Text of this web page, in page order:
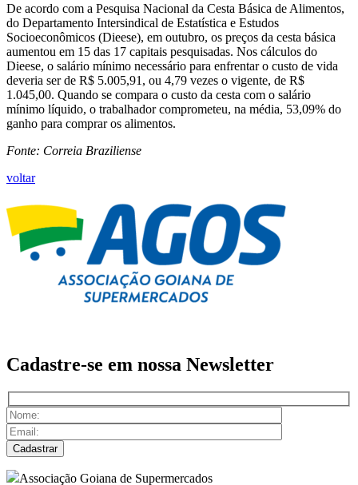
De acordo com a Pesquisa Nacional da Cesta Básica de Alimentos,
do Departamento Intersindical de Estatística e Estudos
Socioeconômicos (Dieese), em outubro, os preços da cesta básica
aumentou em 15 das 17 capitais pesquisadas. Nos cálculos do
Dieese, o salário mínimo necessário para enfrentar o custo de vida
deveria ser de R$ 5.005,91, ou 4,79 vezes o vigente, de R$
1.045,00. Quando se compara o custo da cesta com o salário
mínimo líquido, o trabalhador comprometeu, na média, 53,09% do
ganho para comprar os alimentos.
Fonte: Correia Braziliense
voltar
Cadastre-se em nossa Newsletter
Associação Goiana de Supermercados